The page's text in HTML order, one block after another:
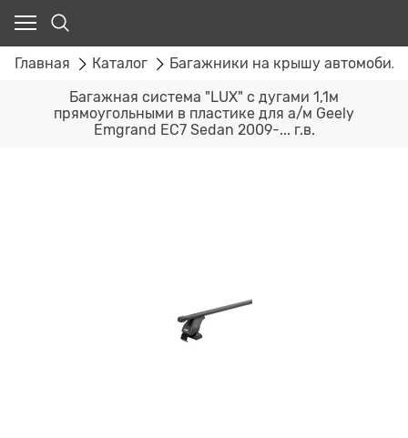
Главная Каталог Багажники на крышу автомобиля
Багажная система "LUX" с дугами 1,1м
прямоугольными в пластике для а/м Geely
Emgrand EC7 Sedan 2009-... г.в.